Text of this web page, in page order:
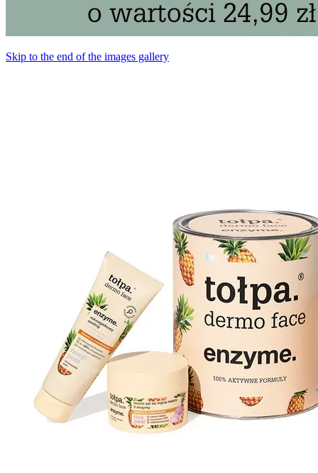
Skip to the end of the images gallery